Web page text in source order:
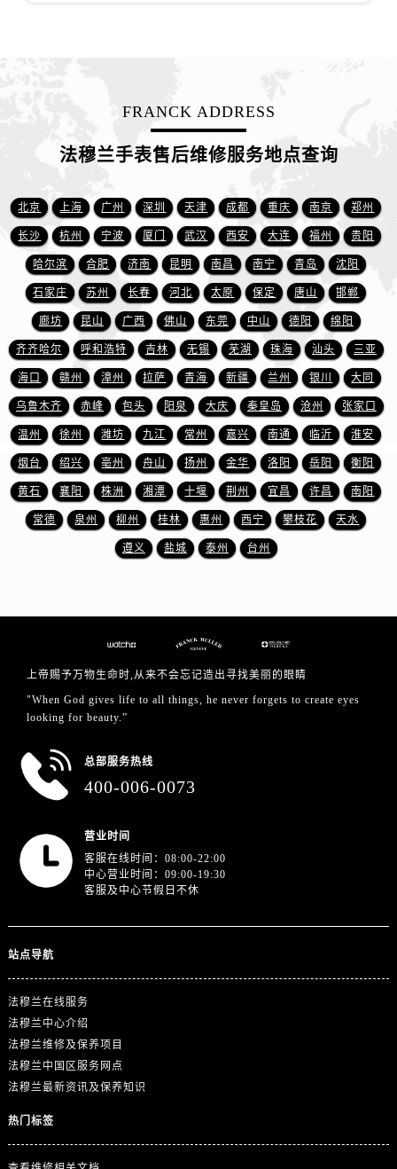
福建省宁德市蕉城区天湖东路法穆兰售后服务中心（需提前预约）
福建省莆田市城厢区霞林街道荔华东大道法穆兰售后服务中心（需提前预约）
福建省三明市三元区东乾二路法穆兰售后服务中心（需提前预约）
福建省漳州市龙文区步港路法穆兰售后服务中心（需提前预约）
江苏省常州市新北区龙锦路1590号现代传媒中心5号楼10层1008室法穆兰售后服务中心（需提前预约）
江苏省淮安市清江浦区淮海北路法穆兰售后服务中心（需提前预约）
江苏省连云港市海州区通灌北路法穆兰售后服务中心（需提前预约）
江苏省南京市秦淮区中山南路1号南京中心22层22-C1-C3室法穆兰售后服务中心（需提前预约）
江苏省宿迁市宿城区西湖路法穆兰售后服务中心（需提前预约）
江苏省泰州市海陵区永定东路399号置地商务中心东塔（华润万象城）17层1706室法穆兰售后服务中心（需提前预约）
江苏省徐州市鼓楼区淮海东路29号苏宁广场IFC国际金融中心35层3508室法穆兰售后服务中心（需提前预约）
江苏省盐城市盐都区世纪大道5号盐城金融城写字楼1号楼16层1604室法穆兰售后服务中心（需提前预约）
江苏省扬州市邗江区国展路29号星耀天地写字楼1号楼18层1803室法穆兰售后服务中心（需提前预约）
江苏省镇江市京口区中山东路法穆兰售后服务中心（需提前预约）
江西省萍乡市安源区萍安北大道与康庄路交叉口法穆兰售后服务中心（需提前预约）
山东省莱芜市文化南路8号银座商城名表维修一楼名表维修法穆兰售后服务中心（需提前预约）
山东省日照市东港区烟台路法穆兰售后服务中心（需提前预约）
FRANCK ADDRESS
法穆兰手表售后维修服务地点查询
北京 上海 广州 深圳 天津 成都 重庆 南京 郑州
长沙 杭州 宁波 厦门 武汉 西安 大连 福州 贵阳
哈尔滨 合肥 济南 昆明 南昌 南宁 青岛 沈阳
石家庄 苏州 长春 河北 太原 保定 唐山 邯郸
廊坊 昆山 广西 佛山 东莞 中山 德阳 绵阳
齐齐哈尔 呼和浩特 吉林 无锡 芜湖 珠海 汕头 三亚
海口 赣州 漳州 拉萨 青海 新疆 兰州 银川 大同
乌鲁木齐 赤峰 包头 阳泉 大庆 秦皇岛 沧州 张家口
温州 徐州 潍坊 九江 常州 嘉兴 南通 临沂 淮安
烟台 绍兴 亳州 舟山 扬州 金华 洛阳 岳阳 衡阳
黄石 襄阳 株洲 湘潭 十堰 荆州 宜昌 许昌 南阳
常德 泉州 柳州 桂林 惠州 西宁 攀枝花 天水
遵义 盐城 泰州 台州
上帝赐予万物生命时,从来不会忘记造出寻找美丽的眼睛
"When God gives life to all things, he never forgets to create eyes
looking for beauty.”
总部服务热线
400-006-0073
营业时间
客服在线时间：08:00-22:00
中心营业时间：09:00-19:30
客服及中心节假日不休
站点导航
法穆兰在线服务
法穆兰中心介绍
法穆兰维修及保养项目
法穆兰中国区服务网点
法穆兰最新资讯及保养知识
热门标签